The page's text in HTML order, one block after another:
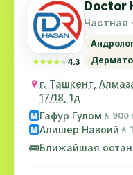
★★★★★
★★★★★ 4.3
Doctor
Частная
г. Ташкент,
17/18, 1д
M Гафур Гулом 🚶 900
M Алишер Навоий 🚶
🚌Ближайшая